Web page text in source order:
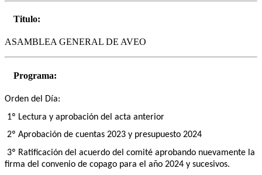
Titulo:
ASAMBLEA GENERAL DE AVEO
Programa:
Orden del Día:
1º Lectura y aprobación del acta anterior
2º Aprobación de cuentas 2023 y presupuesto 2024
3º Ratificación del acuerdo del comité aprobando nuevamente la
firma del convenio de copago para el año 2024 y sucesivos.